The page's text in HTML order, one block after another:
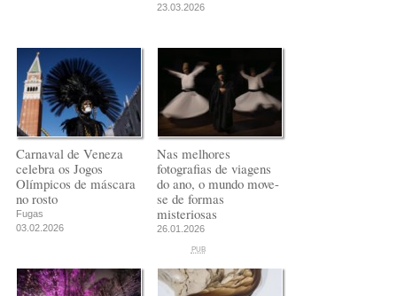
23.03.2026
Carnaval de Veneza
celebra os Jogos
Olímpicos de máscara
no rosto
Fugas
03.02.2026
Nas melhores
fotografias de viagens
do ano, o mundo move-
se de formas
misteriosas
26.01.2026
PUB
PUB